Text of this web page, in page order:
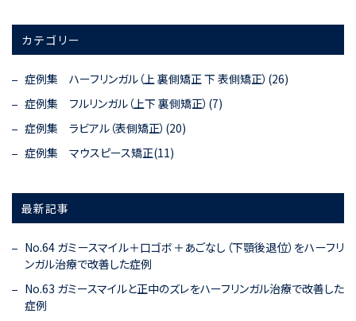
カテゴリー
症例集 ハーフリンガル（上 裏側矯正 下 表側矯正）(26)
症例集 フルリンガル（上下 裏側矯正）(7)
症例集 ラビアル（表側矯正）(20)
症例集 マウスピース矯正(11)
最新記事
No.64 ガミースマイル＋口ゴボ＋あごなし（下顎後退位）をハーフリ
ンガル治療で改善した症例
No.63 ガミースマイルと正中のズレをハーフリンガル治療で改善した
症例